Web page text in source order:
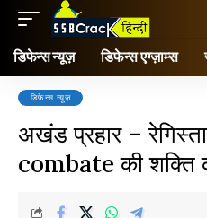
डिफेन्स न्यूज़ डिफेन्स एग्ज़ाम्स
डिफेन्स न्यूज़
अखंड प्रहार –
combate की शक्ति